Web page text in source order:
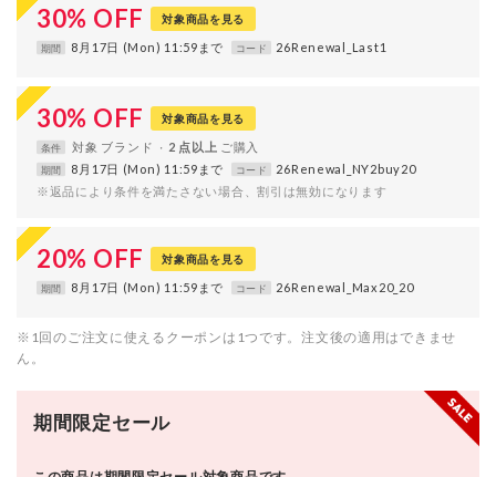
30% OFF 対象商品を見る
期間 8月17日 (Mon) 11:59まで コード 26Renewal_Last1
30% OFF 対象商品を見る
条件 対象 ブランド 2 点以上
期間 8月17日 (Mon) 11:59まで コード
26Renewal_NY2buy20
※返品により条件を満たさない場合、割引は無効になります
20% OFF 対象商品を見る
期間 8月17日 (Mon) 11:59まで コード 26Renewal_Max20_20
※1回のご注文に使えるクーポンは1つです。注文後の適用はできませ
ん。
期間限定セール